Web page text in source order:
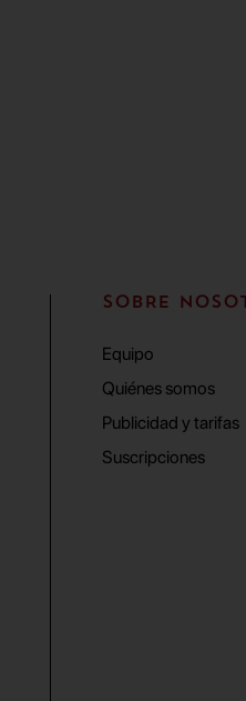
SOBRE
Equipo
Quiénes somos
Publicidad y tarifas
Suscripciones